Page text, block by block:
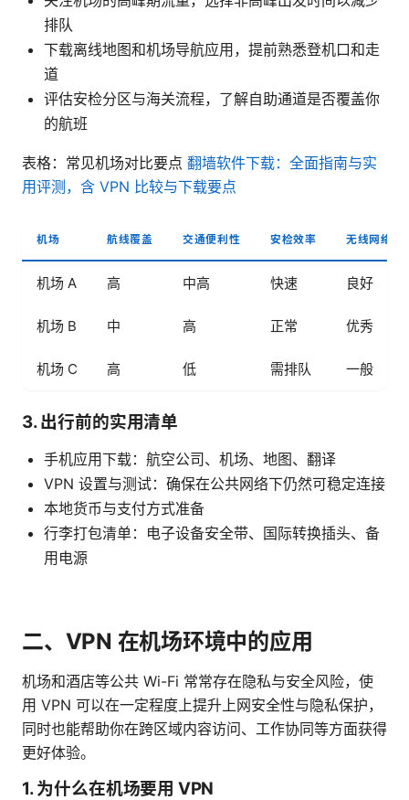
排队
下载离线地图和机场导航应用，提前熟悉登机口和走
道
评估安检分区与海关流程，了解自助通道是否覆盖你
的航班
表格：常见机场对比要点 翻墙软件下载：全面指南与实
用评测，含 VPN 比较与下载要点
机场 航线覆盖 交通便利性 安检效率 无线网络覆
机场 A 高 中高 快速 良好
机场 B 中 高 正常 优秀
机场 C 高 低 需排队 一般
3. 出行前的实用清单
手机应用下载：航空公司、机场、地图、翻译
VPN 设置与测试：确保在公共网络下仍然可稳定连接
本地货币与支付方式准备
行李打包清单：电子设备安全带、国际转换插头、备
用电源
二、VPN 在机场环境中的应用
机场和酒店等公共 Wi-Fi 常常存在隐私与安全风险，使
用 VPN 可以在一定程度上提升上网安全性与隐私保护，
同时也能帮助你在跨区域内容访问、工作协同等方面获得
更好体验。
1. 为什么在机场要用 VPN